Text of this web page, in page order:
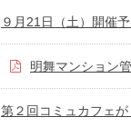
９月21日（土）開催
明舞マンション
第２回コミュカフェ